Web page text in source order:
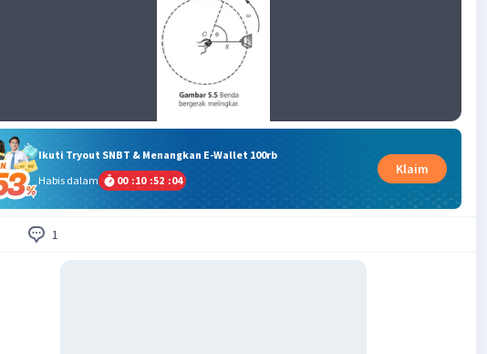
Ikuti Tryout SNBT & Menangkan E-Wallet 100rb
Habis dalam
00 :10 :52 :03
Klaim
1